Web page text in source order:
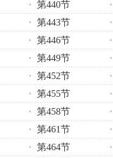
第440节
第443节
第446节
第449节
第452节
第455节
第458节
第461节
第464节